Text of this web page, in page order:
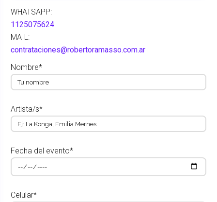
WHATSAPP:
1125075624
MAIL:
contrataciones@robertoramasso.com.ar
Nombre*
Artista/s*
Fecha del evento*
Celular*